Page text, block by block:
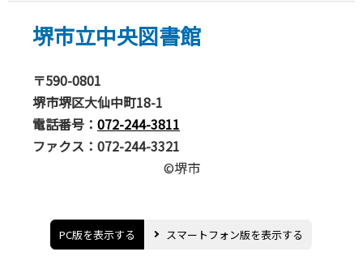
堺市立中央図書館
〒590-0801
堺市堺区大仙中町18-1
電話番号： 072-244-3811
ファクス：072-244-3321
©堺市
PC版を表示する スマートフォン版を表示する